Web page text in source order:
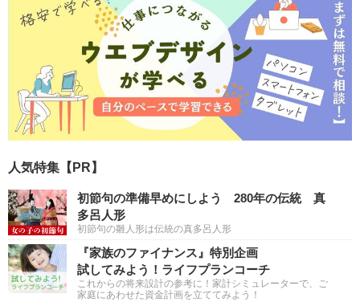
人気特集【PR】
初節句の準備早めにしよう 280年の伝統 真
多呂人形
初節句の雛人形は伝統の真多呂人形
『家族のファイナンス』特別企画
試してみよう！ライフプランコーチ
これからの将来設計の参考に！家計シミュレーターで、ご
家庭にあわせた資金計画を立ててみよう！